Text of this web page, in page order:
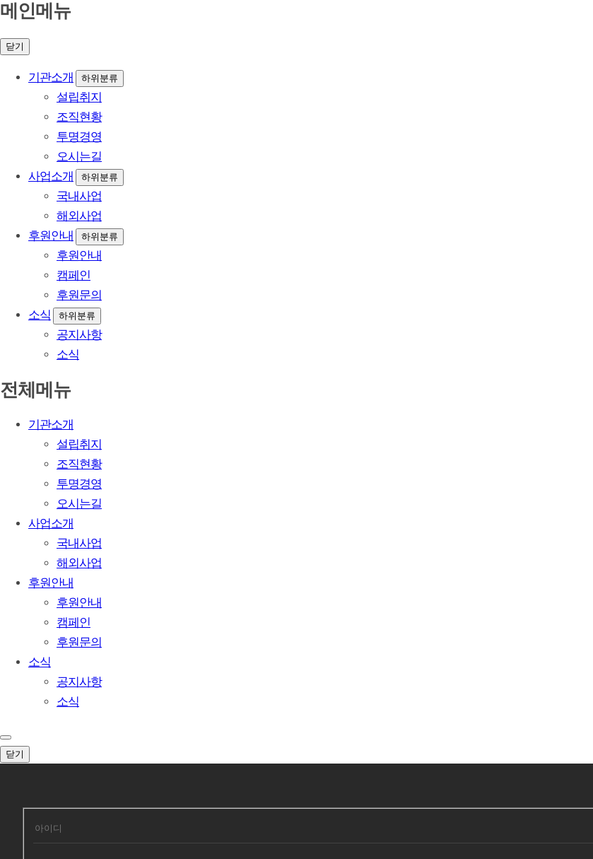
메인메뉴
닫기
기관소개 하위분류
설립취지
조직현황
투명경영
오시는길
사업소개
하위분류
국내사업
해외사업
후원안내
하위분류
후원안내
캠페인
후원문의
소식
하위분류
공지사항
소식
전체메뉴
기관소개
설립취지
조직현황
투명경영
오시는길
사업소개
국내사업
해외사업
후원안내
후원안내
캠페인
후원문의
소식
공지사항
소식
닫기
회원로그인